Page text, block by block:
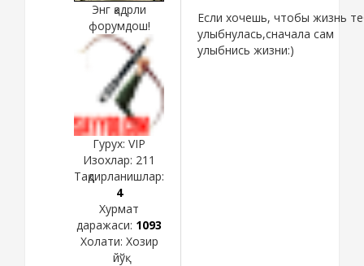
Энг қадрли
форумдош!
Гурух: VIP
Изохлар: 211
Тақдирланишлар:
4
Хурмат
даражаси: 1093
Холати: Хозир
йўқ
Если хочешь, чтобы жизнь
улыбнулась,сначала сам
улыбнись жизни:)